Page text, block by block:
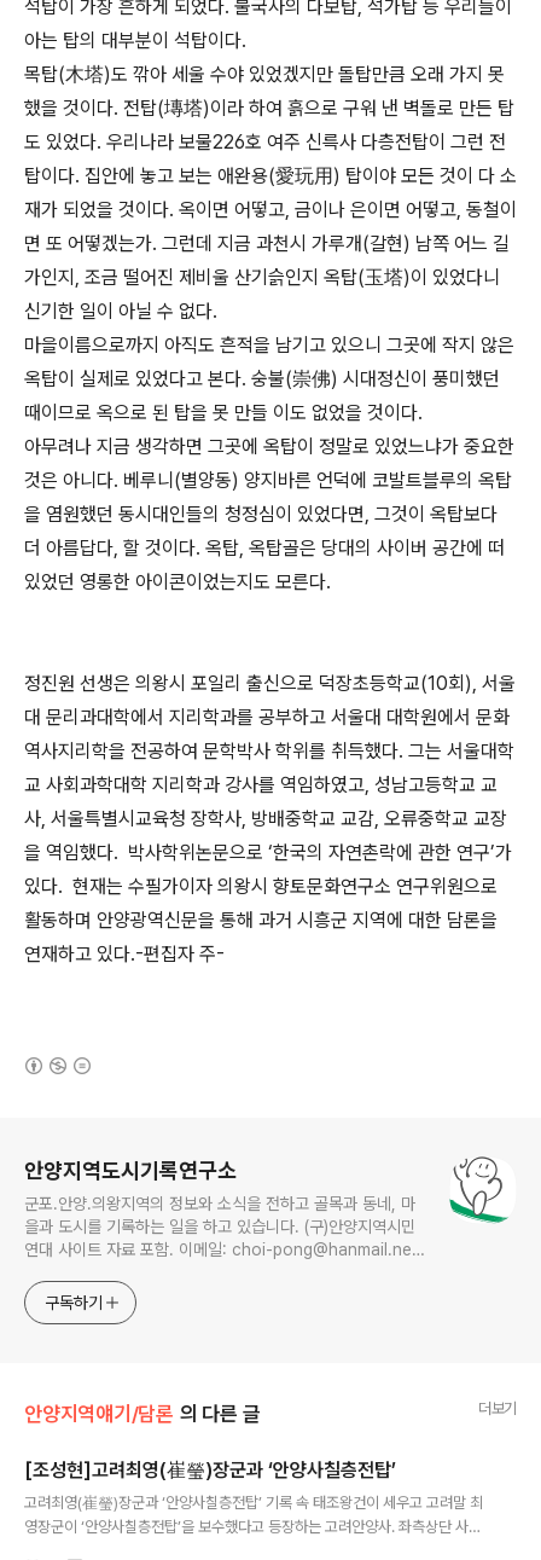
석탑이 가장 흔하게 되었다. 불국사의 다보탑, 석가탑 등 우리들이
아는 탑의 대부분이 석탑이다.
목탑(木塔)도 깎아 세울 수야 있었겠지만 돌탑만큼 오래 가지 못
했을 것이다. 전탑(塼塔)이라 하여 흙으로 구워 낸 벽돌로 만든 탑
도 있었다. 우리나라 보물226호 여주 신륵사 다층전탑이 그런 전
탑이다. 집안에 놓고 보는 애완용(愛玩用) 탑이야 모든 것이 다 소
재가 되었을 것이다. 옥이면 어떻고, 금이나 은이면 어떻고, 동철이
면 또 어떻겠는가. 그런데 지금 과천시 가루개(갈현) 남쪽 어느 길
가인지, 조금 떨어진 제비울 산기슭인지 옥탑(玉塔)이 있었다니
신기한 일이 아닐 수 없다.
마을이름으로까지 아직도 흔적을 남기고 있으니 그곳에 작지 않은
옥탑이 실제로 있었다고 본다. 숭불(崇佛) 시대정신이 풍미했던
때이므로 옥으로 된 탑을 못 만들 이도 없었을 것이다.
아무려나 지금 생각하면 그곳에 옥탑이 정말로 있었느냐가 중요한
것은 아니다. 베루니(별양동) 양지바른 언덕에 코발트블루의 옥탑
을 염원했던 동시대인들의 청정심이 있었다면, 그것이 옥탑보다
더 아름답다, 할 것이다. 옥탑, 옥탑골은 당대의 사이버 공간에 떠
있었던 영롱한 아이콘이었는지도 모른다.
정진원 선생은 의왕시 포일리 출신으로 덕장초등학교(10회), 서울
대 문리과대학에서 지리학과를 공부하고 서울대 대학원에서 문화
역사지리학을 전공하여 문학박사 학위를 취득했다. 그는 서울대학
교 사회과학대학 지리학과 강사를 역임하였고, 성남고등학교 교
사, 서울특별시교육청 장학사, 방배중학교 교감, 오류중학교 교장
을 역임했다. 박사학위논문으로 ‘한국의 자연촌락에 관한 연구’가
있다. 현재는 수필가이자 의왕시 향토문화연구소 연구위원으로
활동하며 안양광역신문을 통해 과거 시흥군 지역에 대한 담론을
연재하고 있다.-편집자 주-
안양지역도시기록연구소
군포.안양.의왕지역의 정보와 소식을 전하고 골목과 동네, 마
을과 도시를 기록하는 일을 하고 있습니다. (구)안양지역시민
연대 사이트 자료 포함. 이메일: choi-pong@hanmail.net
구독하기
안양지역얘기/담론 의 다른 글 더보기
[조성현]고려최영(崔瑩)장군과 ‘안양사칠층전탑’
고려최영(崔瑩)장군과 ‘안양사칠층전탑’ 기록 속 태조왕건이 세우고 고려말 최
영장군이 ‘안양사칠층전탑’을 보수했다고 등장하는 고려안양사. 좌측상단 사진